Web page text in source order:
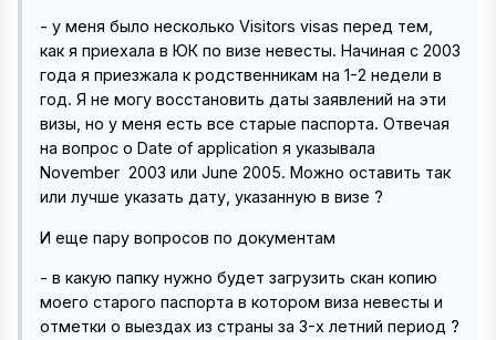
- у меня было несколько Visitors visas перед тем,
как я приехала в ЮК по визе невесты. Начиная с 2003
года я приезжала к родственникам на 1-2 недели в
год. Я не могу восстановить даты заявлений на эти
визы, но у меня есть все старые паспорта. Отвечая
на вопрос о Date of application я указывала
November 2003 или June 2005. Можно оставить так
или лучше указать дату, указанную в визе ?
И еще пару вопросов по документам
- в какую папку нужно будет загрузить скан копию
моего старого паспорта в котором виза невесты и
отметки о выездах из страны за 3-х летний период ?